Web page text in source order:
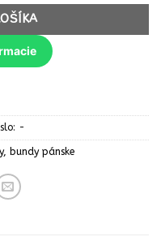
-
bundy pánske